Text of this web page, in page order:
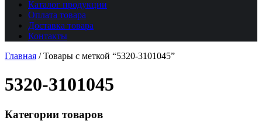
Каталог продукции
Оплата товара
Доставка товара
Контакты
Главная /Товары с меткой “5320-3101045”
5320-3101045
Категории товаров